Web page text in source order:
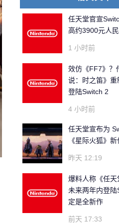
任天堂官宣
高约3900元人
1 小时前
效仿《FF7》？
说：时之笛》
登陆Switch 2
4 小时前
任天堂宣布为
《星际火狐》新
昨天 12:19
爆料人称《任天
未来两年内登
定是全新作
前天 17:33